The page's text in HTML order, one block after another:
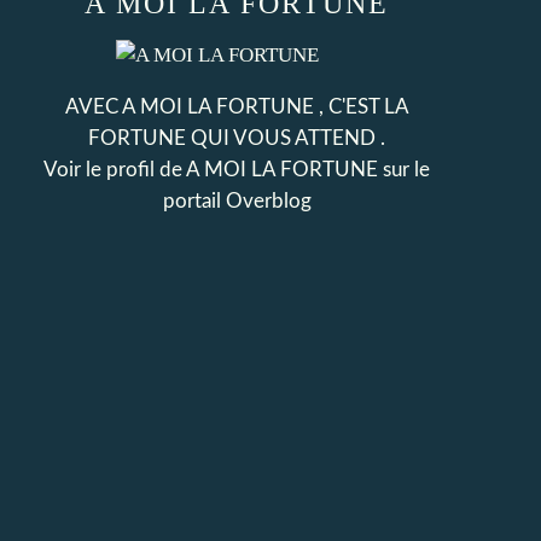
AVEC A MOI LA FORTUNE , C'EST LA
FORTUNE QUI VOUS ATTEND .
Voir le profil deA MOI LA FORTUNE sur le
portail Overblog